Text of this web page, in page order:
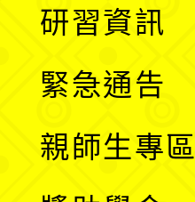
研習資訊
緊急通告
親師生專區